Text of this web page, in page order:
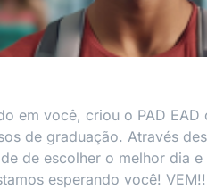
em você, criou o PAD
de graduação. Através
de escolher o melhor dia
esperando você!